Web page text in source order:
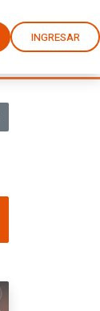
INGRESAR